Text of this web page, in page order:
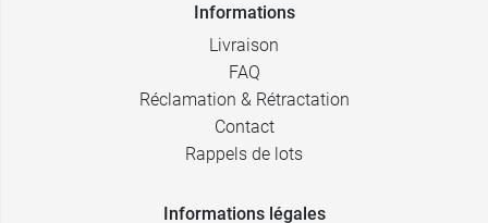
Informations
Livraison
FAQ
Réclamation & Rétractation
Contact
Rappels de lots
Informations légales